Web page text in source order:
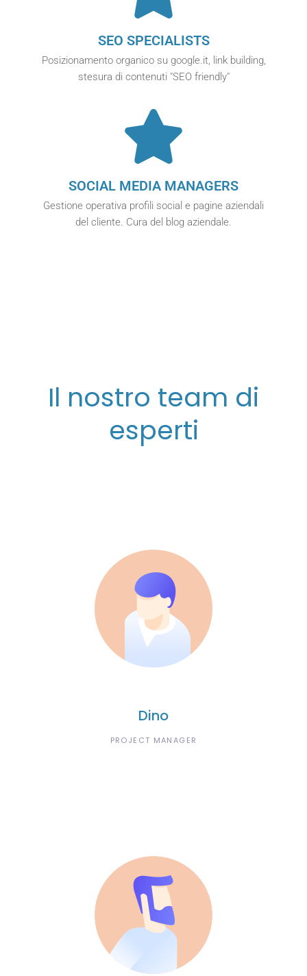
SEO SPECIALISTS
Posizionamento organico su google.it, link building,
stesura di contenuti "SEO friendly"
SOCIAL MEDIA MANAGERS
Gestione operativa profili social e pagine aziendali
del cliente. Cura del blog aziendale.
Il nostro team di
esperti
Dino
PROJECT MANAGER